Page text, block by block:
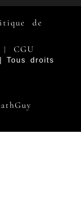
de
CGU
Tous droits